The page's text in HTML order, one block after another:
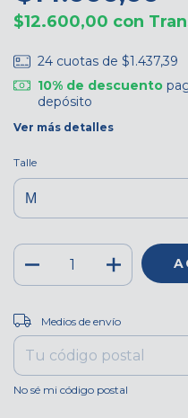
$12.600,00 con
24 cuotas de $1.437,39
10% de descuento
depósito
Ver más detalles
Talle
Entregas para el CP:
Medios de envío
No sé mi código postal